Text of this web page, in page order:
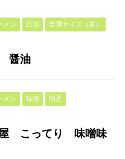
メン 日清
普通サイズ（並）
醤油
メン 味噌
明星
こってり 味噌味